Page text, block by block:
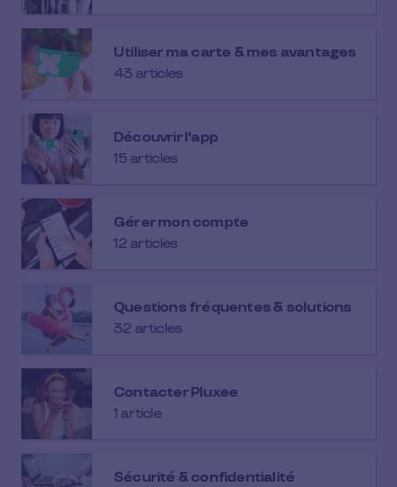
Utiliser ma carte & mes avantages
43 articles
Découvrir l'app
15 articles
Gérer mon compte
12 articles
Questions fréquentes & solutions
32 articles
Contacter Pluxee
1 article
Sécurité & confidentialité